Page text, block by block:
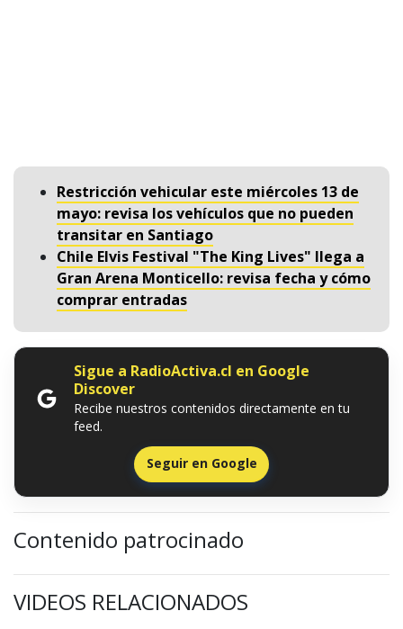
Restricción vehicular este miércoles 13 de
mayo: revisa los vehículos que no pueden
transitar en Santiago
Chile Elvis Festival "The King Lives" llega a
Gran Arena Monticello: revisa fecha y cómo
comprar entradas
Sigue a RadioActiva.cl en Google
Discover
Recibe nuestros contenidos directamente en tu
feed.
Seguir en Google
Contenido patrocinado
VIDEOS RELACIONADOS